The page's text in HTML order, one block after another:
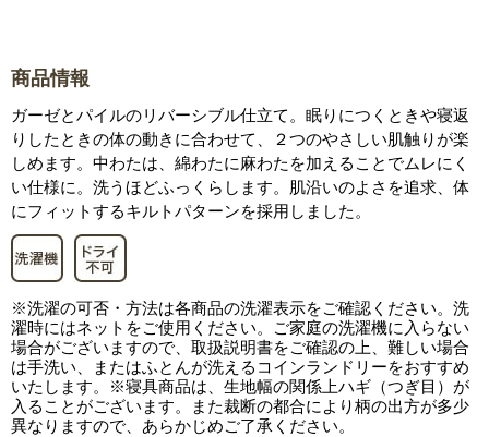
商品情報
ガーゼとパイルのリバーシブル仕立て。眠りにつくときや寝返
りしたときの体の動きに合わせて、２つのやさしい肌触りが楽
しめます。中わたは、綿わたに麻わたを加えることでムレにく
い仕様に。洗うほどふっくらします。肌沿いのよさを追求、体
にフィットするキルトパターンを採用しました。
※洗濯の可否・方法は各商品の洗濯表示をご確認ください。洗
濯時にはネットをご使用ください。ご家庭の洗濯機に入らない
場合がございますので、取扱説明書をご確認の上、難しい場合
は手洗い、またはふとんが洗えるコインランドリーをおすすめ
いたします。※寝具商品は、生地幅の関係上ハギ（つぎ目）が
入ることがございます。また裁断の都合により柄の出方が多少
異なりますので、あらかじめご了承ください。